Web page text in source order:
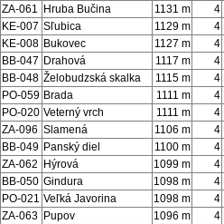
ZA-061
Hruba Bučina 1131 m 4
KE-007 Sľubica 1129 m 4
KE-008 Bukovec 1127 m 4
BB-047 Drahová 1117 m 4
BB-048 Želobudzská skalka 1115 m 4
PO-059 Brada 1111 m 4
PO-020 Veterný vrch 1111 m 4
ZA-096 Slamená 1106 m 4
BB-049 Panský diel 1100 m 4
ZA-062
Hýrová 1099 m 4
BB-050 Gindura 1098 m 4
PO-021 Veľká Javorina 1098 m 4
ZA-063 Pupov 1096 m 4